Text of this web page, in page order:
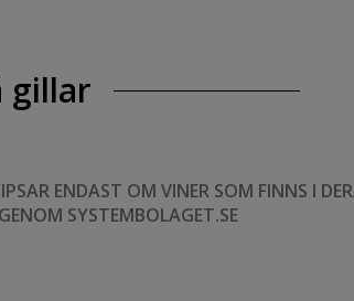
gillar
ENDAST OM VINER SOM FINNS I
SYSTEMBOLAGET.SE